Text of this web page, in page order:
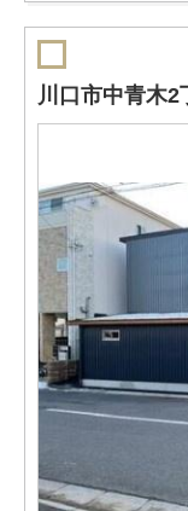
川口市中青木